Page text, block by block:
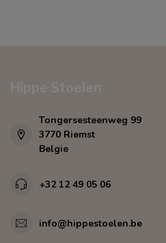
Tongersesteenweg 99
3770 Riemst
Belgie
+32 12 49 05 06
info@hippestoelen.be